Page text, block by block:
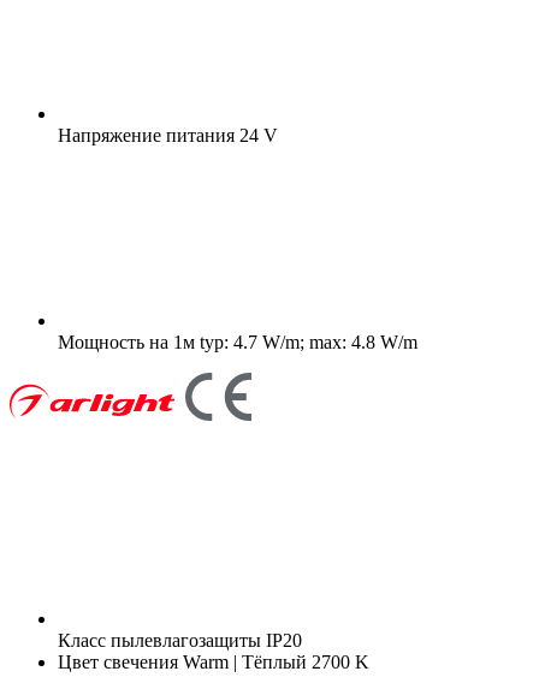
Напряжение питания 24 V
Мощность на 1м typ: 4.7 W/m; max: 4.8 W/m
Класс пылевлагозащиты IP20
Цвет свечения Warm | Тёплый 2700 K